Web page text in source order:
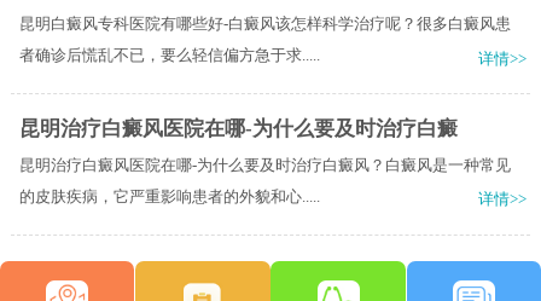
昆明白癜风专科医院有哪些好-白癜风该怎样科学治疗呢？很多白癜风患
者确诊后慌乱不已，要么轻信偏方急于求.....
详情>>
昆明治疗白癜风医院在哪-为什么要及时治疗白癜
昆明治疗白癜风医院在哪-为什么要及时治疗白癜风？白癜风是一种常见
的皮肤疾病，它严重影响患者的外貌和心.....
详情>>